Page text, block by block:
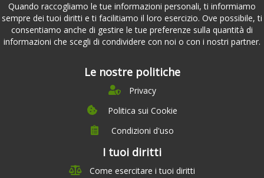
Quando raccogliamo le tue informazioni personali, ti informiamo
sempre dei tuoi diritti e ti facilitiamo il loro esercizio. Ove possibile, ti
consentiamo anche di gestire le tue preferenze sulla quantità di
informazioni che scegli di condividere con noi o con i nostri partner.
Le nostre politiche
Privacy
Politica sui Cookie
Condizioni d'uso
I tuoi diritti
Come esercitare i tuoi diritti